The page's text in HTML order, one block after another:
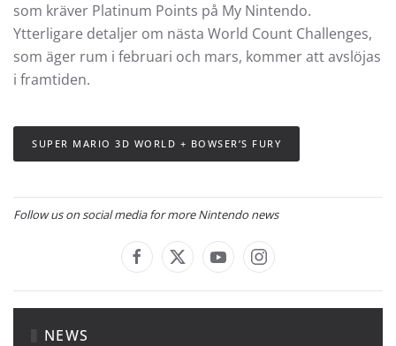
som kräver Platinum Points på My Nintendo.
Ytterligare detaljer om nästa World Count Challenges,
som äger rum i februari och mars, kommer att avslöjas
i framtiden.
SUPER MARIO 3D WORLD + BOWSER’S FURY
Follow us on social media for more Nintendo news
NEWS